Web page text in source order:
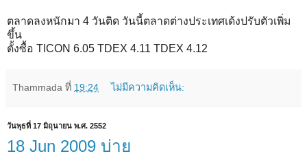
ตลาดลงหนักมา 4 วันติด วันนี้ตลาดต่างประเทศเด้งปรับตัวเพิ่ม
ขึ้น
ตั้งซื้อ TICON 6.05 TDEX 4.11 TDEX 4.12
Thammada ที่ 19:24 ไม่มีความคิดเห็น:
วันพุธที่ 17 มิถุนายน พ.ศ. 2552
18 Jun 2009 บ่าย